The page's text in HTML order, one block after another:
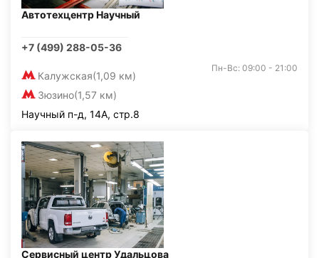
Автотехцентр Научный
+7 (499) 288-05-36
Калужская(1,09 км)
Зюзино(1,57 км)
Пн-Вс: 09:00 - 21:00
Научный п-д, 14А, стр.8
Сервисный центр Удальцова